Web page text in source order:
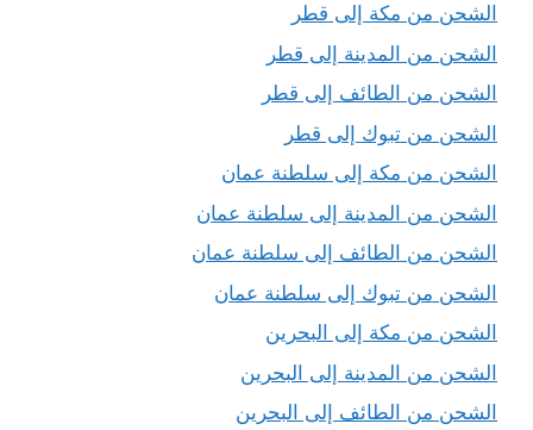
الشحن من مكة إلى قطر
الشحن من المدينة إلى قطر
الشحن من الطائف إلى قطر
الشحن من تبوك إلى قطر
الشحن من مكة إلى سلطنة عمان
الشحن من المدينة إلى سلطنة عمان
الشحن من الطائف إلى سلطنة عمان
الشحن من تبوك إلى سلطنة عمان
الشحن من مكة إلى البحرين
الشحن من المدينة إلى البحرين
الشحن من الطائف إلى البحرين